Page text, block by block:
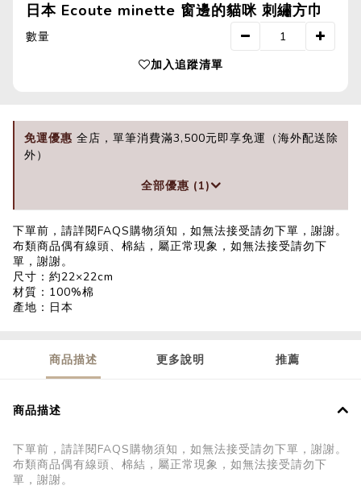
日本 Ecoute minette 窗邊的貓咪 刺繡方巾
數量
加入追蹤清單
免運優惠 全店，單筆消費滿3,500元即享免運（海外配送除
外）
全部優惠 (1)
下單前，請詳閱FAQS購物須知，如無法接受請勿下單，謝謝。
布類商品偶有線頭、棉結，屬正常現象，如無法接受請勿下
單，謝謝。
尺寸：約22×22cm
材質：100%棉
產地：日本
商品描述 更多說明 推薦
商品描述
下單前，請詳閱FAQS購物須知，如無法接受請勿下單，謝謝。
布類商品偶有線頭、棉結，屬正常現象，如無法接受請勿下
單，謝謝。